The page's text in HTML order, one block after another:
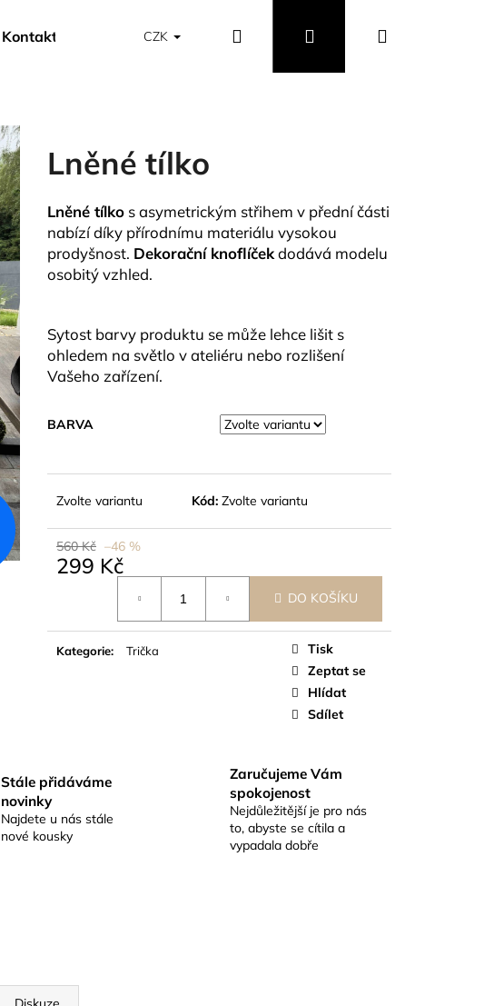
Kontakty Obchodní podmínky Vrácení a výměna zboží
CZK Hledat PřihlášeníNákupní
Lněné tílko
Lněné tílko s asymetrickým střihem v přední části
nabízí díky přírodnímu materiálu vysokou
prodyšnost. Dekorační knoflíčekdodává modelu
osobitý vzhled.
Sytost barvy produktu se může lehce lišit s
ohledem na světlo v ateliéru nebo rozlišení
Vašeho zařízení.
BARVA
Zvolte variantu Kód: Zvolte variantu
560 Kč –46 %
299 Kč
DO KOŠÍKU
Kategorie: Trička
Tisk
Zeptat se
Hlídat
Sdílet
Stále přidáváme
novinky
Najdete u nás stále
nové kousky
Zaručujeme Vám
spokojenost
Nejdůležitější je pro nás
to, abyste se cítila a
vypadala dobře